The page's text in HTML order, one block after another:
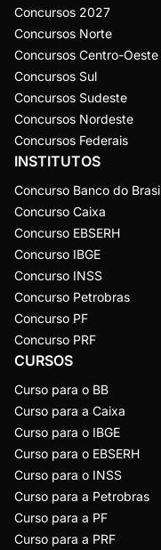
Concursos 2027
Concursos Norte
Concursos Centro-Oeste
Concursos Sul
Concursos Sudeste
Concursos Nordeste
Concursos Federais
INSTITUTOS
Concurso Banco do
Concurso Caixa
Concurso EBSERH
Concurso IBGE
Concurso INSS
Concurso Petrobras
Concurso PF
Concurso PRF
CURSOS
Curso para o BB
Curso para a Caixa
Curso para o IBGE
Curso para o EBSERH
Curso para o INSS
Curso para a Petrobras
Curso para a PF
Curso para a PRF